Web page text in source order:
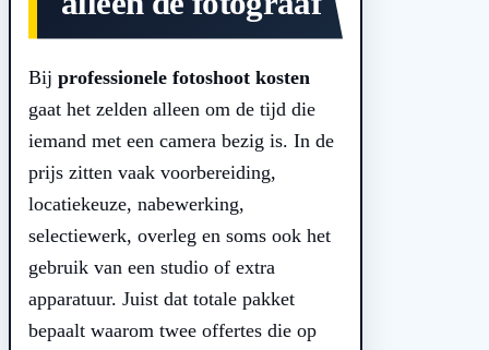
Bij professionele fotoshoot kosten
gaat het zelden alleen om de tijd die
iemand met een camera bezig is. In de
prijs zitten vaak voorbereiding,
locatiekeuze, nabewerking,
selectiewerk, overleg en soms ook het
gebruik van een studio of extra
apparatuur. Juist dat totale pakket
bepaalt waarom twee offertes die op